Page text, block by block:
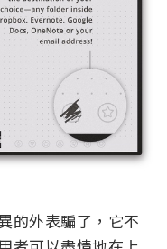
的外表騙了，它不